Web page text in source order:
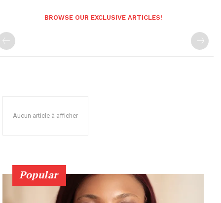
BROWSE OUR EXCLUSIVE ARTICLES!
Aucun article à afficher
Popular